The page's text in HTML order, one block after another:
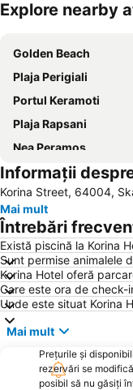
Explore nearby
Golden Beach
Plaja Perigiali
Portul Keramoti
Plaja Rapsani
Nea Peramos
Plaja Limanaki
Port of Kavala
Limenas
Plaja Glastres
Plaja Pefkari
Plaja Paradise
Plaja Aliki
Plaja Skala Marion
Fanari Camping
Plaja Ammoglossa-
Informații
Korina Street, 64004,
Mai mult
Întrebări
Există piscină la Korina
Sunt permise animalele
Korina Hotel oferă
Care este ora de check-
Unde este situat Korina
Mai mult
Prețurile și
rezervări se
posibil să nu găsiți